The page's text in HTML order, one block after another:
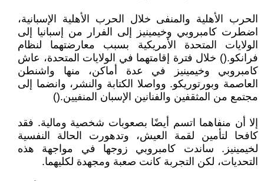
الحرب الأهلية والمنفى خلال الحرب الأهلية الإسبانية،
اضطرت كامبروبي وخيمينيز إلى الفرار من إسبانيا إلى
الولايات المتحدة الأمريكية بسبب معارضتهما لنظام
فرانكو.() خلال فترة إقامتهما في الولايات المتحدة، عاش
كامبروبي وخيمينيز في عدة أماكن، منها واشنطن
العاصمة وبورتوريكو. وواصلا الكتابة والنشر، وانضما إلى
مجتمع من المثقفين والفنانين الإسبان المنفيين.()
إلا أن منفاهما اتسم أيضًا بصعوبات شخصية ومالية. فقد
كافحا لتأمين لقمة العيش، وتدهورت الحالة النفسية
لخيمينيز. ساندت كامبروبي زوجها في مواجهة هذه
التحديات، لكن التجربة كانت صعبة ومجهدة لكليهما.